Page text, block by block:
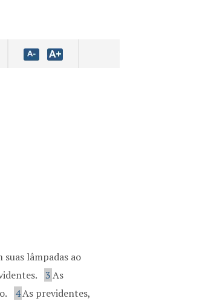
suas lâmpadas ao
3As
4As previdentes,